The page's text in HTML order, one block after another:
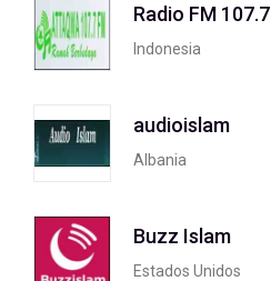
Radio FM 107.7
Indonesia
audioislam
Albania
Buzz Islam
Estados Unidos